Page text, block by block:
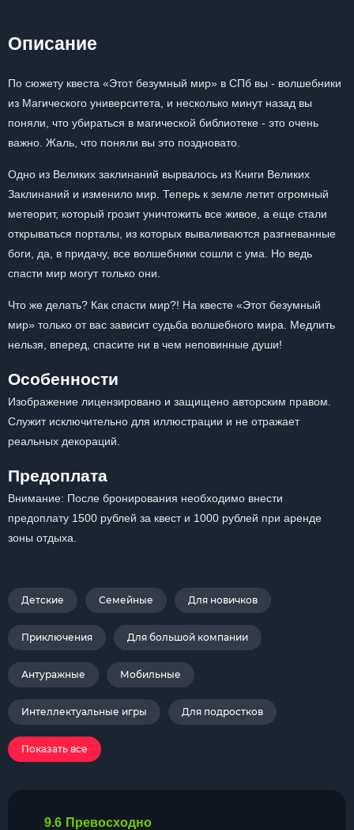
Описание
По сюжету квеста «Этот безумный мир» в СПб вы - волшебники
из Магического университета, и несколько минут назад вы
поняли, что убираться в магической библиотеке - это очень
важно. Жаль, что поняли вы это поздновато.
Одно из Великих заклинаний вырвалось из Книги Великих
Заклинаний и изменило мир. Теперь к земле летит огромный
метеорит, который грозит уничтожить все живое, а еще стали
открываться порталы, из которых вываливаются разгневанные
боги, да, в придачу, все волшебники сошли с ума. Но ведь
спасти мир могут только они.
Что же делать? Как спасти мир?! На квесте «Этот безумный
мир» только от вас зависит судьба волшебного мира. Медлить
нельзя, вперед, спасите ни в чем неповинные души!
Особенности
Изображение лицензировано и защищено авторским правом.
Служит исключительно для иллюстрации и не отражает
реальных декораций.
Предоплата
Внимание: После бронирования необходимо внести
предоплату 1500 рублей за квест и 1000 рублей при аренде
зоны отдыха.
Детские Семейные Для новичков
Приключения Для большой компании
Антуражные Мобильные
Интеллектуальные игры Для подростков
Показать все
9.6 Превосходно